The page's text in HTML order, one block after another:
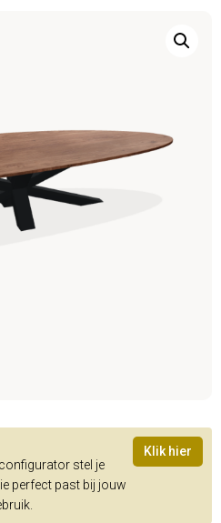
stel je
perfect past bij jouw
Klik hier